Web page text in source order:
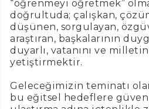
“öğrenmeyi öğretmek”
doğrultuda; çalışkan,
düşünen, sorgulayan,
araştıran, başkalarının
duyarlı, vatanını ve
yetiştirmektir.
Geleceğimizin teminatı
bu eğitsel hedeflere